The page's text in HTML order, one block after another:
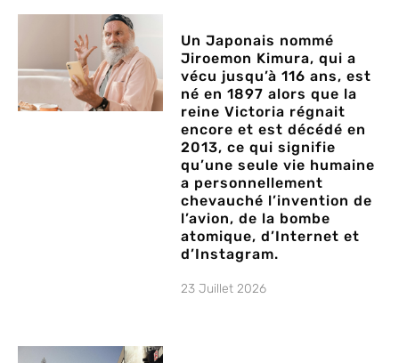
Un Japonais nommé
Jiroemon Kimura, qui a
vécu jusqu’à 116 ans, est
né en 1897 alors que la
reine Victoria régnait
encore et est décédé en
2013, ce qui signifie
qu’une seule vie humaine
a personnellement
chevauché l’invention de
l’avion, de la bombe
atomique, d’Internet et
d’Instagram.
23 Juillet 2026